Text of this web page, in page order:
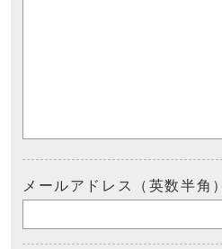
メールアドレス（英数半角）